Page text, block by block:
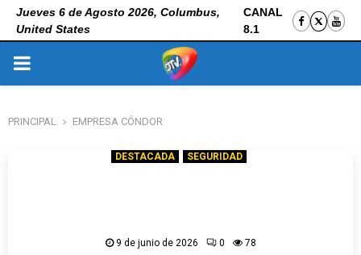
Jueves 6 de Agosto 2026, Columbus,
United States
CANAL
8.1
PRIMARY
PRINCIPAL EMPRESA CÓNDOR
DESTACADA SEGURIDAD
9 de junio de 2026 0 78